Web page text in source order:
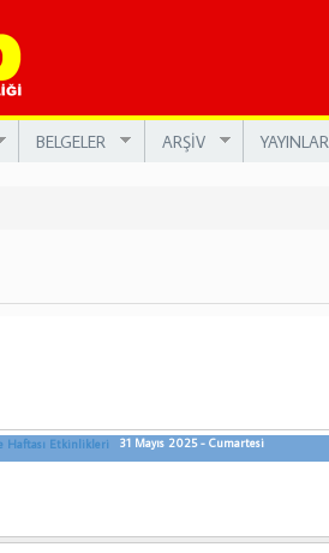
BELGELER ARŞİV YAYINLAR
Haftası Etkinlikleri 31 Mayıs 2025 - Cumartesi